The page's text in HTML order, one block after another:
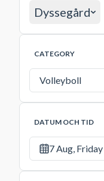
Dyssegård
CATEGORY
Volleyboll
DATUM OCH TID
7 Aug, Friday